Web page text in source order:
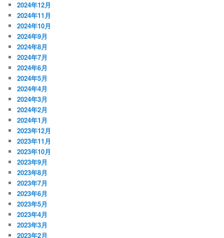
2024年12月
2024年11月
2024年10月
2024年9月
2024年8月
2024年7月
2024年6月
2024年5月
2024年4月
2024年3月
2024年2月
2024年1月
2023年12月
2023年11月
2023年10月
2023年9月
2023年8月
2023年7月
2023年6月
2023年5月
2023年4月
2023年3月
2023年2月